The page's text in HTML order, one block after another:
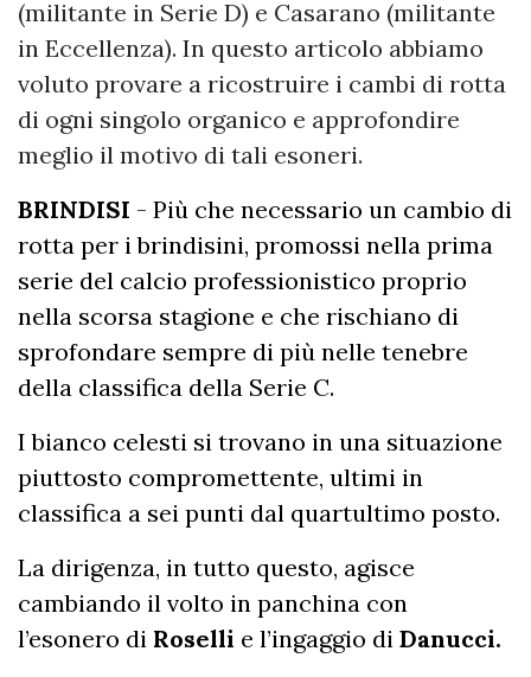
(militante in Serie D) e Casarano (militante
in Eccellenza). In questo articolo abbiamo
voluto provare a ricostruire i cambi di rotta
di ogni singolo organico e approfondire
meglio il motivo di tali esoneri.
BRINDISI - Più che necessario un cambio di
rotta per i brindisini, promossi nella prima
serie del calcio professionistico proprio
nella scorsa stagione e che rischiano di
sprofondare sempre di più nelle tenebre
della classifica della Serie C.
I bianco celesti si trovano in una situazione
piuttosto compromettente, ultimi in
classifica a sei punti dal quartultimo posto.
La dirigenza, in tutto questo, agisce
cambiando il volto in panchina con
l’esonero di Roselli e l’ingaggio di Danucci.